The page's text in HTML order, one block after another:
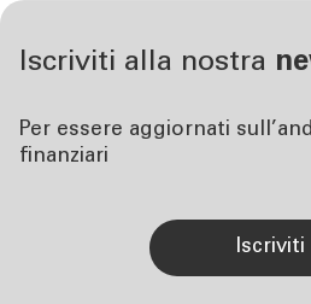
Iscriviti alla nostra
Per essere aggiornati
finanziari
iscriviti